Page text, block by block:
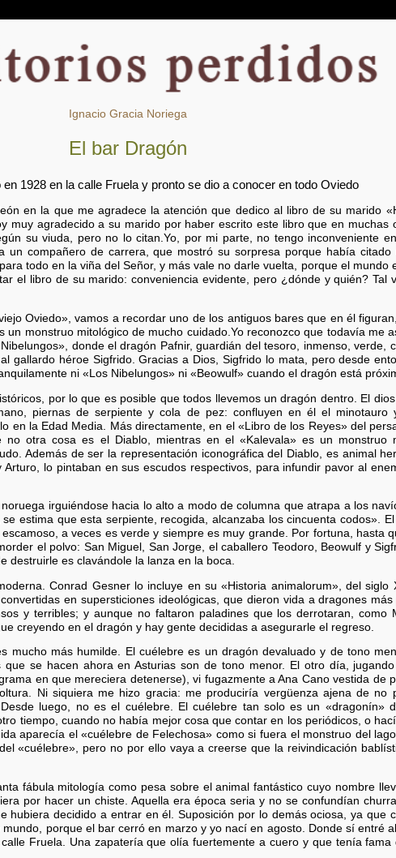
Ignacio Gracia Noriega
El bar Dragón
en 1928 en la calle Fruela y pronto se dio a conocer en todo Oviedo
en la que me agradece la atención que dedico al libro de su marido
muy agradecido a su marido por haber escrito este libro que en muchas
su viuda, pero no lo citan.Yo, por mi parte, no tengo inconveniente
un compañero de carrera, que mostró su sorpresa porque había
todo en la viña del Señor, y más vale no darle vuelta, porque el mundo
el libro de su marido: conveniencia evidente, pero ¿dónde y quién? Tal
Oviedo», vamos a recordar uno de los antiguos bares que en él
un monstruo mitológico de mucho cuidado.Yo reconozco que todavía me
donde el dragón Pafnir, guardián del tesoro, inmenso, verde,
gallardo héroe Sigfrido. Gracias a Dios, Sigfrido lo mata, pero desde
ni «Los Nibelungos» ni «Beowulf» cuando el dragón está
por lo que es posible que todos llevemos un dragón dentro. El
piernas de serpiente y cola de pez: confluyen en él el
en la Edad Media. Más directamente, en el «Libro de los Reyes» del
otra cosa es el Diablo, mientras en el «Kalevala» es un monstruo
Además de ser la representación iconográfica del Diablo, es animal
lo pintaban en sus escudos respectivos, para infundir pavor al
irguiéndose hacia lo alto a modo de columna que atrapa a los
estima que esta serpiente, recogida, alcanzaba los cincuenta codos».
a veces es verde y siempre es muy grande. Por fortuna, hasta
el polvo: San Miguel, San Jorge, el caballero Teodoro, Beowulf y
destruirle es clavándole la lanza en la boca.
Conrad Gesner lo incluye en su «Historia animalorum», del siglo
en supersticiones ideológicas, que dieron vida a dragones
y terribles; y aunque no faltaron paladines que los derrotaran, como
creyendo en el dragón y hay gente decididas a asegurarle el regreso.
mucho más humilde. El cuélebre es un dragón devaluado y de tono
se hacen ahora en Asturias son de tono menor. El otro día,
en que mereciera detenerse), vi fugazmente a Ana Cano vestida de
Ni siquiera me hizo gracia: me produciría vergüenza ajena de no
luego, no es el cuélebre. El cuélebre tan solo es un «dragonín»
tiempo, cuando no había mejor cosa que contar en los periódicos, o
aparecía el «cuélebre de Felechosa» como si fuera el monstruo del
«cuélebre», pero no por ello vaya a creerse que la reivindicación
fábula mitología como pesa sobre el animal fantástico cuyo nombre
por hacer un chiste. Aquella era época seria y no se confundían
hubiera decidido a entrar en él. Suposición por lo demás ociosa, ya que
porque el bar cerró en marzo y yo nací en agosto. Donde sí entré
Fruela. Una zapatería que olía fuertemente a cuero y que tenía fama